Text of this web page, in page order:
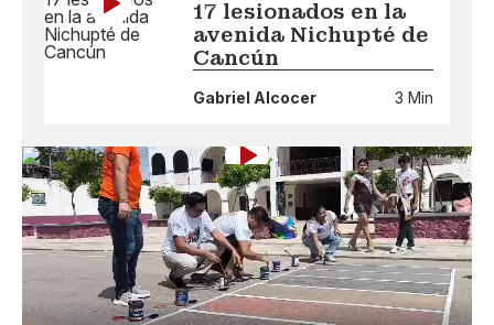
17 lesionados en la
avenida Nichupté de
Cancún
Gabriel Alcocer 3 Min